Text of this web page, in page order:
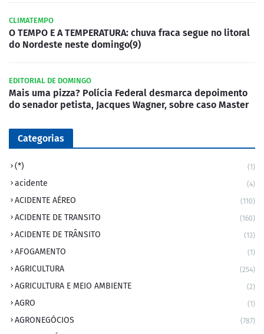
CLIMATEMPO
O TEMPO E A TEMPERATURA: chuva fraca segue no litoral
do Nordeste neste domingo(9)
EDITORIAL DE DOMINGO
Mais uma pizza? Polícia Federal desmarca depoimento
do senador petista, Jacques Wagner, sobre caso Master
Categorias
(*) (1)
acidente (4)
ACIDENTE AÉREO (110)
ACIDENTE DE TRANSITO (160)
ACIDENTE DE TRÂNSITO (13)
AFOGAMENTO (1)
AGRICULTURA (254)
AGRICULTURA E MEIO AMBIENTE (2)
AGRO (1)
AGRONEGÓCIOS (787)